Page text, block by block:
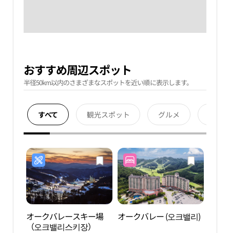
おすすめ周辺スポット
半径50km以内のさまざまなスポットを近い順に表示します。
すべて 観光スポット グルメ
オークバレースキー場
（오크밸리스키장）
オークバレー (오크밸리)